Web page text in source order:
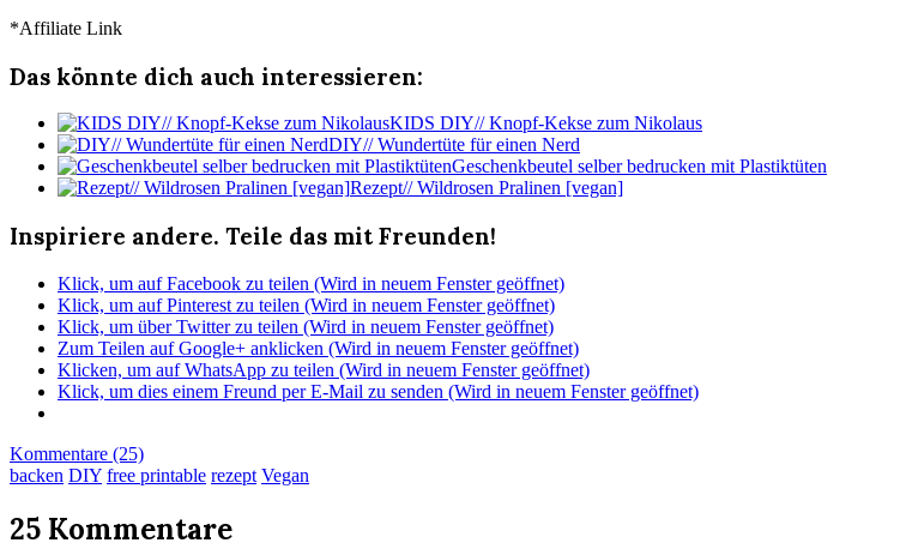
*Affiliate Link
Das könnte dich auch interessieren:
KIDS DIY// Knopf-Kekse zum Nikolaus
DIY// Wundertüte für einen Nerd
Geschenkbeutel selber bedrucken mit Plastiktüten
Rezept// Wildrosen Pralinen [vegan]
Inspiriere andere. Teile das mit Freunden!
Klick, um auf Facebook zu teilen (Wird in neuem Fenster geöffnet)
Klick, um auf Pinterest zu teilen (Wird in neuem Fenster geöffnet)
Klick, um über Twitter zu teilen (Wird in neuem Fenster geöffnet)
Zum Teilen auf Google+ anklicken (Wird in neuem Fenster geöffnet)
Klicken, um auf WhatsApp zu teilen (Wird in neuem Fenster geöffnet)
Klick, um dies einem Freund per E-Mail zu senden (Wird in neuem Fenster geöffnet)
Kommentare (25)
backen DIY free printable rezept Vegan
25 Kommentare